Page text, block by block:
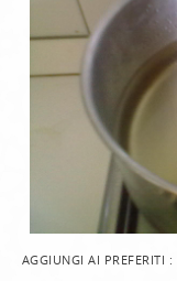
AGGIUNGI AI PREFERITI :